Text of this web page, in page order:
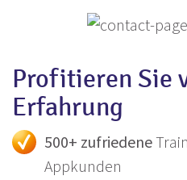
Profitieren Sie
Erfahrung
500+ zufriedene
Appkunden